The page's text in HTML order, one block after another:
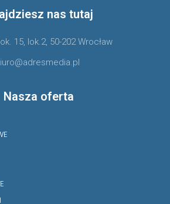
nas tutaj
15, lok.2, 50-202 Wrocław
Nasza oferta